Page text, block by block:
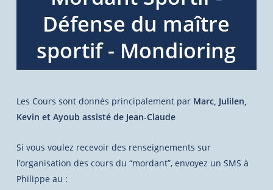
Défense du maître
sportif - Mondioring
Les Cours sont donnés principalement par Marc, Julilen,
Kevin et Ayoub assisté de Jean-Claude
Si vous voulez recevoir des renseignements sur
l’organisation des cours du “mordant”, envoyez un SMS à
Philippe au :